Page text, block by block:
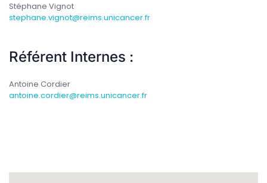
Stéphane Vignot
stephane.vignot@reims.unicancer.fr
Référent Internes :
Antoine Cordier
antoine.cordier@reims.unicancer.fr